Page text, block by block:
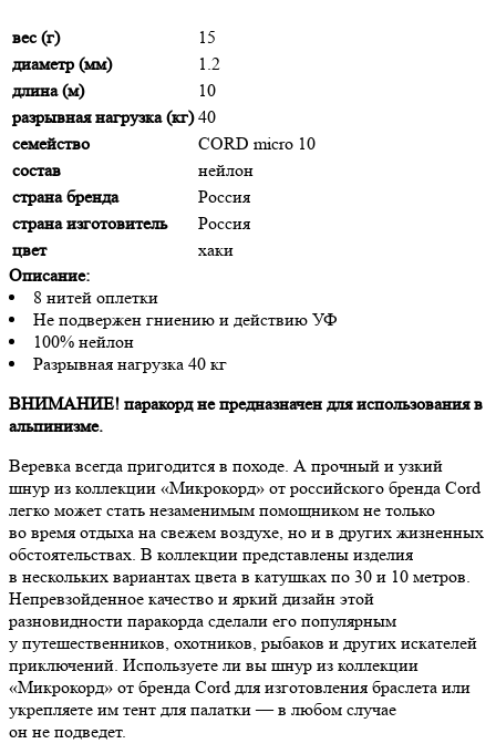
вес (г)
15
диаметр (мм)
1.2
длина (м)
10
разрывная нагрузка (кг) 40
семейство
CORD micro 10
состав
нейлон
страна бренда
Россия
страна изготовитель
Россия
цвет
хаки
Описание:
8 нитей оплетки
Не подвержен гниению и действию УФ
100% нейлон
Разрывная нагрузка 40 кг
ВНИМАНИЕ! паракорд не предназначен для использования в
альпинизме.
Веревка всегда пригодится в походе. А прочный и узкий
шнур из коллекции «Микрокорд» от российского бренда Cord
легко может стать незаменимым помощником не только
во время отдыха на свежем воздухе, но и в других жизненных
обстоятельствах. В коллекции представлены изделия
в нескольких вариантах цвета в катушках по 30 и 10 метров.
Непревзойденное качество и яркий дизайн этой
разновидности паракорда сделали его популярным
у путешественников, охотников, рыбаков и других искателей
приключений. Используете ли вы шнур из коллекции
«Микрокорд» от бренда Cord для изготовления браслета или
укрепляете им тент для палатки — в любом случае
он не подведет.